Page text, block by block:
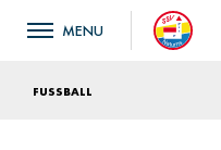
FUSSBALL